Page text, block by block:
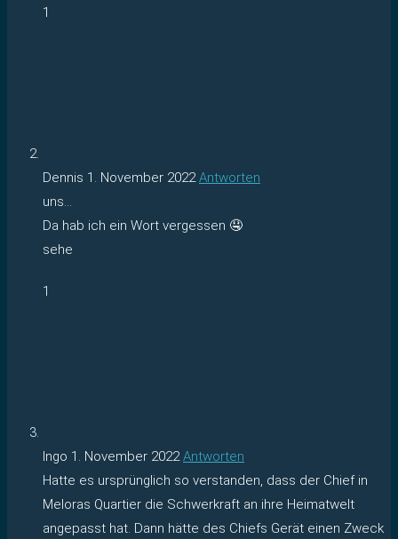
1
Dennis 1. November 2022 Antworten
uns…
Da hab ich ein Wort vergessen 🤤
sehe
1
Ingo 1. November 2022 Antworten
Hatte es ursprünglich so verstanden, dass der Chief in
Meloras Quartier die Schwerkraft an ihre Heimatwelt
angepasst hat. Dann hätte des Chiefs Gerät einen Zweck